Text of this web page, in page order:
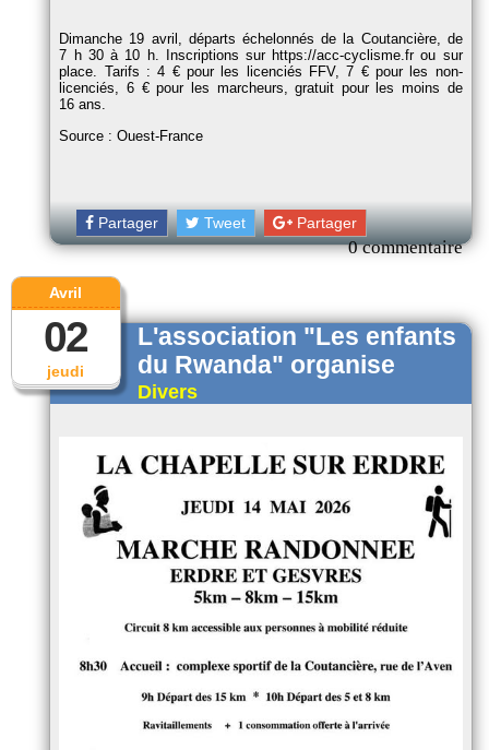
Dimanche 19 avril, départs échelonnés de la Coutancière, de
7 h 30 à 10 h. Inscriptions sur https://acc-cyclisme.fr ou sur
place. Tarifs : 4 € pour les licenciés FFV, 7 € pour les non-
licenciés, 6 € pour les marcheurs, gratuit pour les moins de
16 ans.
Source : Ouest-France
Partager Tweet Partager
0 commentaire
jeudi
Avril
02
L'association "Les enfants
du Rwanda" organise
Divers